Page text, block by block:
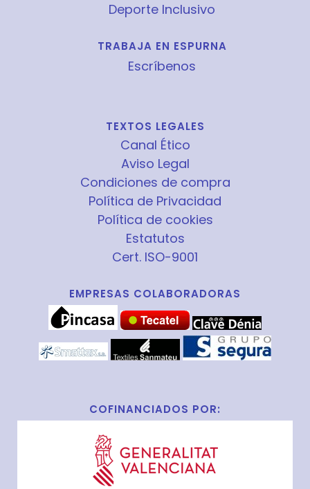
Deporte Inclusivo
TRABAJA EN ESPURNA
Escríbenos
TEXTOS LEGALES
Canal Ético
Aviso Legal
Condiciones de compra
Política de Privacidad
Política de cookies
Estatutos
Cert. ISO-9001
EMPRESAS COLABORADORAS
COFINANCIADOS POR: